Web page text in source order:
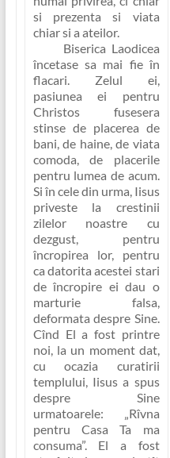
si prezenta si viata
chiar si a ateilor.
Biserica Laodicea
încetase sa mai fie în
flacari. Zelul ei,
pasiunea ei pentru
Christos fusesera
stinse de placerea de
bani, de haine, de viata
comoda, de placerile
pentru lumea de acum.
Si în cele din urma, Iisus
priveste la crestinii
zilelor noastre cu
dezgust, pentru
încropirea lor, pentru
ca datorita acestei stari
de încropire ei dau o
marturie falsa,
deformata despre Sine.
Cînd El a fost printre
noi, la un moment dat,
cu ocazia curatirii
templului, Iisus a spus
despre Sine
urmatoarele: „Rîvna
pentru Casa Ta ma
consuma”. El a fost